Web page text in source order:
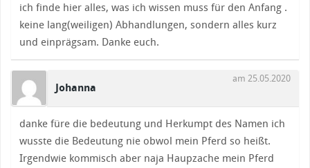
ich finde hier alles, was ich wissen muss für den Anfang .
keine lang(weiligen) Abhandlungen, sondern alles kurz
und einprägsam. Danke euch.
Johanna
am 25.05.2020
danke füre die bedeutung und Herkumpt des Namen ich
wusste die Bedeutung nie obwol mein Pferd so heißt.
Irgendwie kommisch aber naja Haupzache mein Pferd